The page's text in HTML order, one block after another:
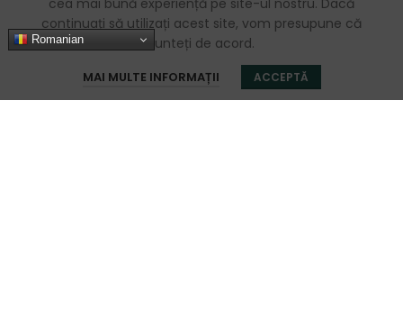
cea mai bună experiență pe site-ul nostru. Dacă
continuați să utilizați acest site, vom presupune că
sunteți de acord.
MAI MULTE INFORMAȚII ACCEPTĂ
Romanian
Favorite Coș